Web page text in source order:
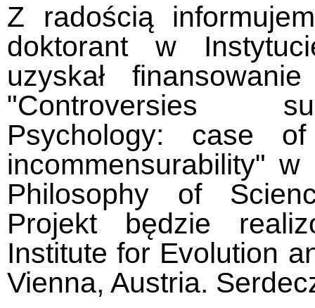
Z radością
doktorant w
uzyskał
"Controversies
Psychology: case of
incommensurability"
Philosophy of
Projekt będzie
Institute for Evolution
Vienna, Austria.